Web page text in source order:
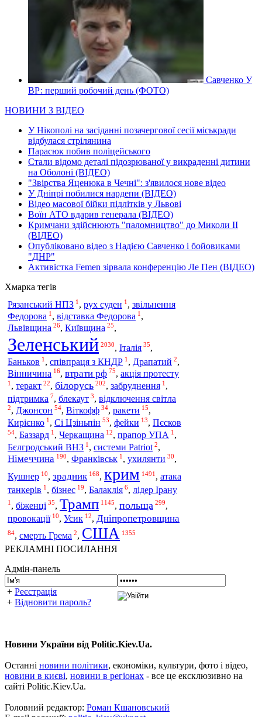
Савченко У
ВР: перший робочий день (ФОТО)
НОВИНИ З ВІДЕО
У Нікополі на засіданні позачергової сесії міськради
відбулася стрілянина
Парасюк побив поліцейського
Стали відомо деталі підозрюваної у викраденні дитини
на Оболоні (ВІДЕО)
"Звірства Яценюка в Чечні": з'явилося нове відео
У Дніпрі побилися нардепи (ВІДЕО)
Відео масової бійки підлітків у Львові
Воїн АТО вдарив генерала (ВІДЕО)
Кримчани здійснюють "паломництво" до Миколи ІІ
(ВІДЕО)
Опубліковано відео з Надією Савченко і бойовиками
"ДНР"
Активістка Femen зірвала конференцію Ле Пен (ВІДЕО)
Хмарка тегів
Рязанський НПЗ 1 , рух суден 1 , звільнення
Федорова 1 , відставка Федорова 1 ,
Львівщина 26, Київщина 25,
Зеленський 2030, Італія 35,
Баньков 1 , співпраця з КНДР 1 , Драпатий 2,
Вінничина 16, втрати рф 75, акція протесту
1 , теракт 22, білорусь 202, забруднення 1 ,
підтримка 7, блекаут 3, відключення світла
2, Джонсон 54, Віткофф 34, ракети 15,
Кирієнко 1 , Сі Цзіньпін 53, фейки 13, Пєсков
54, Баззард 1, Черкащина 12, прапор УПА 1,
Бєлгродський ВНЗ 1 , системи Patriot 2,
Німеччина 190, Франківськ 1 , ухилянти 30,
Кушнер 10, зрадник 168, крим 1491 , атака
танкерів 1, бізнес 19, Балаклія 6, лідер Ірану
1, біженці 35, Трамп 1145, польща 299,
провокації 10, Усик 12, Дніпропетровщина
84, смерть Грема 2, США 1355
РЕКЛАМНІ ПОСИЛАННЯ
Адмін-панель
+ Реєстрація
+ Відновити пароль?
Новини України від Politic.Kiev.Ua.
Останні новини політики, економіки, культури, фото і відео,
новини в києві, новини в регіонах - все це ексклюзивно на
сайті Politic.Kiev.Ua.
Головний редактор: Роман Кшановський